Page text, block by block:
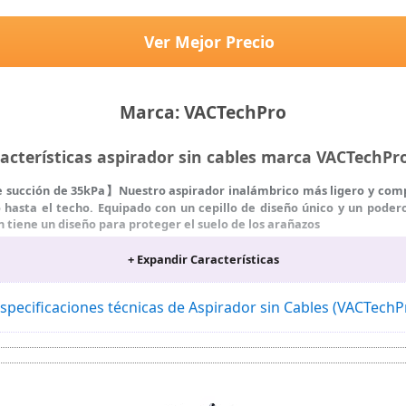
Marca: VACTechPro
Ver Mejor Precio
aspirador sin cables marca
succión de 35kPa】Nuestro aspirador inalámbrico más ligero y
el techo. Equipado con un cepillo de diseño único y un
un diseño para proteger el suelo de los arañazos
(Modo ECO durante 35 minutos, MAX durante 18 minutos),
por separado o directamente en la unidad principal
cepillo rotativo en forma de V】La luz verde indicadora de
que nuestro amplio cepillo rotativo en forma de V garantizará
también está equipado con un cepillo de ranura y una
limpiar sofás, automóviles, escaleras y tapicería. El tubo
+ Expandir Características
técnicas de Aspirador sin Cables